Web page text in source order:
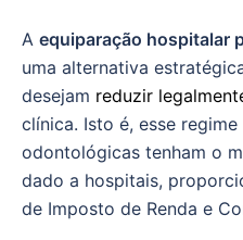
A equiparação hospitalar
uma alternativa
desejam reduzir
clínica. Isto é, esse
odontológicas tenham o
dado a hospitais,
de Imposto de Renda e